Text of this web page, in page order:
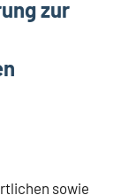
zur
sowie